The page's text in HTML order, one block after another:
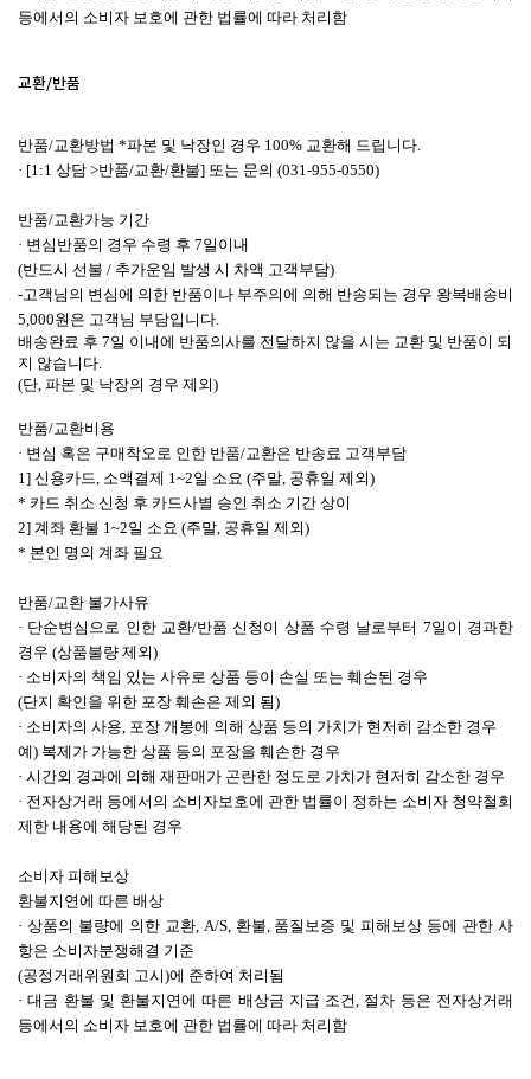
등에서의 소비자 보호에 관한 법률에 따라 처리함
교환/반품
반품/교환방법 *파본 및 낙장인 경우 100% 교환해 드립니다.
· [1:1 상담 >반품/교환/환불] 또는 문의 (031-955-0550)
반품/교환가능 기간
· 변심반품의 경우 수령 후 7일이내
(반드시 선불 / 추가운임 발생 시 차액 고객부담)
-고객님의 변심에 의한 반품이나 부주의에 의해 반송되는 경우 왕복배송비
5,000원은 고객님 부담입니다.
배송완료 후 7일 이내에 반품의사를 전달하지 않을 시는 교환 및 반품이 되
지 않습니다.
(단, 파본 및 낙장의 경우 제외)
반품/교환비용
· 변심 혹은 구매착오로 인한 반품/교환은 반송료 고객부담
1] 신용카드, 소액결제 1~2일 소요 (주말, 공휴일 제외)
* 카드 취소 신청 후 카드사별 승인 취소 기간 상이
2] 계좌 환불 1~2일 소요 (주말, 공휴일 제외)
* 본인 명의 계좌 필요
반품/교환 불가사유
· 단순변심으로 인한 교환/반품 신청이 상품 수령 날로부터 7일이 경과한
경우 (상품불량 제외)
· 소비자의 책임 있는 사유로 상품 등이 손실 또는 훼손된 경우
(단지 확인을 위한 포장 훼손은 제외 됨)
· 소비자의 사용, 포장 개봉에 의해 상품 등의 가치가 현저히 감소한 경우
예) 복제가 가능한 상품 등의 포장을 훼손한 경우
· 시간외 경과에 의해 재판매가 곤란한 정도로 가치가 현저히 감소한 경우
· 전자상거래 등에서의 소비자보호에 관한 법률이 정하는 소비자 청약철회
제한 내용에 해당된 경우
소비자 피해보상
환불지연에 따른 배상
· 상품의 불량에 의한 교환, A/S, 환불, 품질보증 및 피해보상 등에 관한 사
항은 소비자분쟁해결 기준
(공정거래위원회 고시)에 준하여 처리됨
· 대금 환불 및 환불지연에 따른 배상금 지급 조건, 절차 등은 전자상거래
등에서의 소비자 보호에 관한 법률에 따라 처리함